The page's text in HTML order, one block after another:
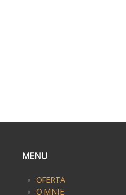
MENU
OFERTA
O MNIE